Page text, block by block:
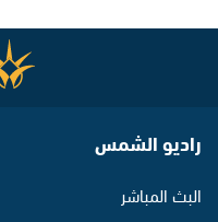
راديو الشمس
البث المباشر